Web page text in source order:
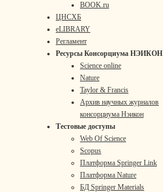
BOOK.ru
ЦНСХБ
eLIBRARY
Регламент
Ресурсы Консорциума НЭИКОН
Science online
Nature
Taylor & Francis
Архив научных журналов
консорциума Нэикон
Тестовые доступы
Web Of Science
Scopus
Платформа Springer Link
Платформа Nature
БД Springer Materials